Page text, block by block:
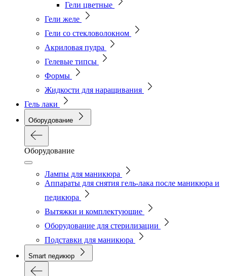
Гели цветные
Гели желе
Гели со стекловолокном
Акриловая пудра
Гелевые типсы
Формы
Жидкости для наращивания
Гель лаки
Оборудование
Оборудование
Лампы для маникюра
Аппараты для снятия гель-лака после маникюра и
педикюра
Вытяжки и комплектующие
Оборудование для стерилизации
Подставки для маникюра
Smart педикюр